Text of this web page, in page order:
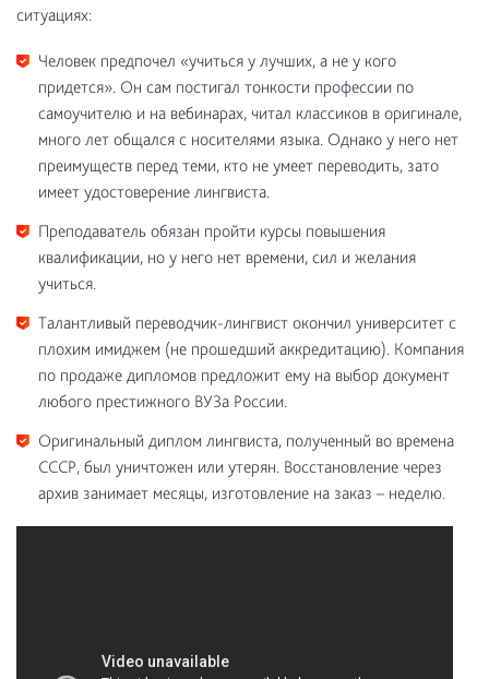
ситуациях:
Человек предпочел «учиться у лучших, а не у кого
придется». Он сам постигал тонкости профессии по
самоучителю и на вебинарах, читал классиков в оригинале,
много лет общался с носителями языка. Однако у него нет
преимуществ перед теми, кто не умеет переводить, зато
имеет удостоверение лингвиста.
Преподаватель обязан пройти курсы повышения
квалификации, но у него нет времени, сил и желания
учиться.
Талантливый переводчик-лингвист окончил университет с
плохим имиджем (не прошедший аккредитацию). Компания
по продаже дипломов предложит ему на выбор документ
любого престижного ВУЗа России.
Оригинальный диплом лингвиста, полученный во времена
СССР, был уничтожен или утерян. Восстановление через
архив занимает месяцы, изготовление на заказ – неделю.